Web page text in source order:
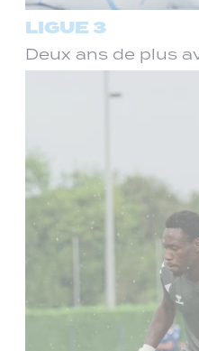
LIGUE 3
Deux ans de plus